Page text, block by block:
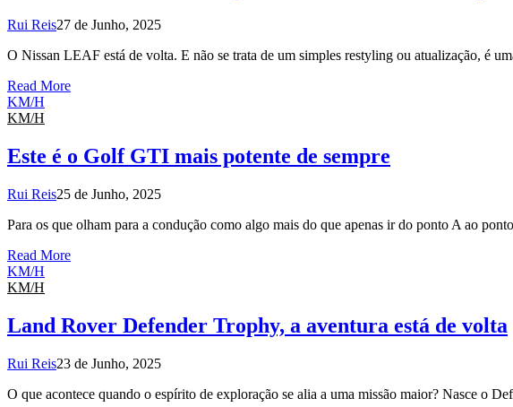
Rui Reis27 de Junho, 2025
O Nissan LEAF está de volta. E não se trata de um simples restyling ou atualização, é
Read More
KM/H
KM/H
Este é o Golf GTI mais potente de sempre
Rui Reis25 de Junho, 2025
Para os que olham para a condução como algo mais do que apenas ir do ponto A ao
Read More
KM/H
KM/H
Land Rover Defender Trophy, a aventura está de volta
Rui Reis23 de Junho, 2025
O que acontece quando o espírito de exploração se alia a uma missão maior? Nasce o